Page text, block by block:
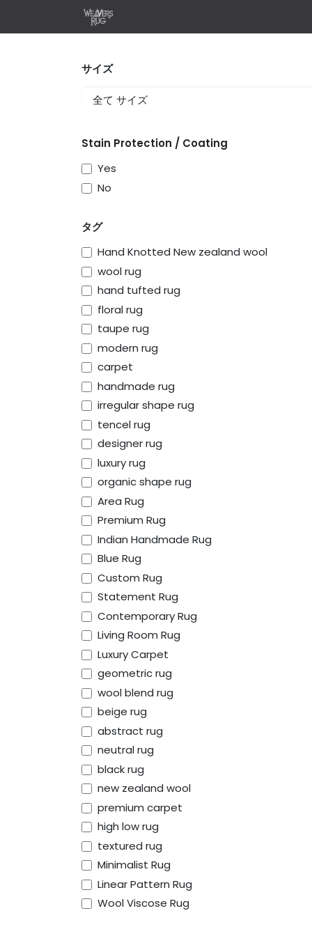
コンテンツへスキップ
サイズ
Stain Protection / Coating
Yes
No
タグ
Hand Knotted New zealand wool
wool rug
hand tufted rug
floral rug
taupe rug
modern rug
carpet
handmade rug
irregular shape rug
tencel rug
designer rug
luxury rug
organic shape rug
Area Rug
Premium Rug
Indian Handmade Rug
Blue Rug
Custom Rug
Statement Rug
Contemporary Rug
Living Room Rug
Luxury Carpet
geometric rug
wool blend rug
beige rug
abstract rug
neutral rug
black rug
new zealand wool
premium carpet
high low rug
textured rug
Minimalist Rug
Linear Pattern Rug
Wool Viscose Rug